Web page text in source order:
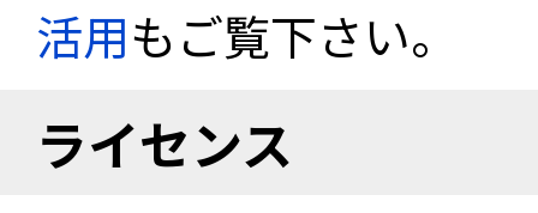
活用もご覧下さい。
ライセンス